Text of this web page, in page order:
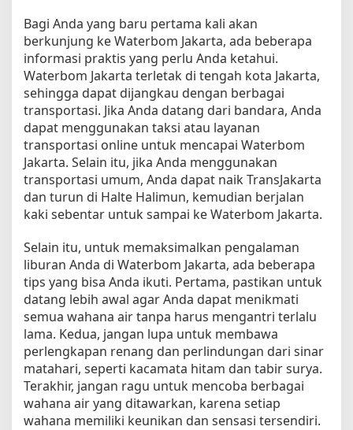
u
n
t
u
k
e
m
u
l
a
Bagi Anda yang baru pertama kali akan
berkunjung ke Waterbom Jakarta, ada beberapa
informasi praktis yang perlu Anda ketahui.
Waterbom Jakarta terletak di tengah kota Jakarta,
sehingga dapat dijangkau dengan berbagai
transportasi. Jika Anda datang dari bandara, Anda
dapat menggunakan taksi atau layanan
transportasi online untuk mencapai Waterbom
Jakarta. Selain itu, jika Anda menggunakan
transportasi umum, Anda dapat naik TransJakarta
dan turun di Halte Halimun, kemudian berjalan
kaki sebentar untuk sampai ke Waterbom Jakarta.
Selain itu, untuk memaksimalkan pengalaman
liburan Anda di Waterbom Jakarta, ada beberapa
tips yang bisa Anda ikuti. Pertama, pastikan untuk
datang lebih awal agar Anda dapat menikmati
semua wahana air tanpa harus mengantri terlalu
lama. Kedua, jangan lupa untuk membawa
perlengkapan renang dan perlindungan dari sinar
matahari, seperti kacamata hitam dan tabir surya.
Terakhir, jangan ragu untuk mencoba berbagai
wahana air yang ditawarkan, karena setiap
wahana memiliki keunikan dan sensasi tersendiri.